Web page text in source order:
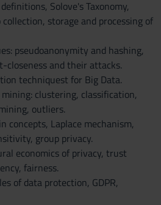
Solove's Taxonomy,
storage and processing of
pseudoanonymity and hashing,
and their attacks.
techniquest for Big Data.
clustering, classification,
outliers.
concepts, Laplace mechanism,
group privacy.
economics of privacy, trust
fairness.
of data protection, GDPR,